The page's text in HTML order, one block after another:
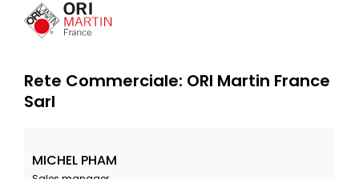
Rete Commerciale: ORI Martin France
Sarl
MICHEL PHAM